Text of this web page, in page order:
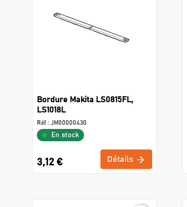
Bordure Makita LS0815FL,
LS1018L
Réf : JM00000430
En stock
3,12 € Détails